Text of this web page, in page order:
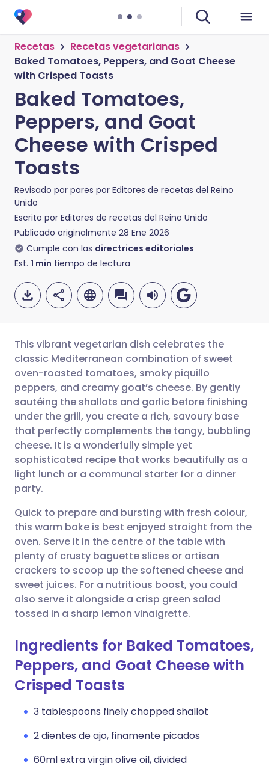
Recetas
Recetas vegetarianas
Baked Tomatoes, Peppers, and Goat Cheese
with Crisped Toasts
Baked Tomatoes,
Peppers, and Goat
Cheese with Crisped
Toasts
Revisado por pares por Editores de recetas del Reino
Unido
Escrito por Editores de recetas del Reino Unido
Publicado originalmente 28 Ene 2026
Cumple con las directrices editoriales
Est. 1 min tiempo de lectura
Compartir por correo
electrónico
Compartir en Facebook
Compartir en LinkedIn
Compartir vía WhatsApp
Copiar enlace
🇬🇧 English 🇩🇪 Deutsch
🇪🇸 Español 🇫🇷 Français
🇮🇹 Italiano
🇮🇳 हिन्दी 🇮🇱 עברית
🇸🇦 عربي 🇸🇪 Svenska
This vibrant vegetarian dish celebrates the
classic Mediterranean combination of sweet
oven-roasted tomatoes, smoky piquillo
peppers, and creamy goat’s cheese. By gently
sautéing the shallots and garlic before finishing
under the grill, you create a rich, savoury base
that perfectly complements the tangy, bubbling
cheese. It is a wonderfully simple yet
sophisticated recipe that works beautifully as a
light lunch or a communal starter for a dinner
party.
Quick to prepare and bursting with fresh colour,
this warm bake is best enjoyed straight from the
oven. Serve it in the centre of the table with
plenty of crusty baguette slices or artisan
crackers to scoop up the softened cheese and
sweet juices. For a nutritious boost, you could
also serve it alongside a crisp green salad
tossed in a sharp lemon vinaigrette.
Ingredients for Baked Tomatoes,
Peppers, and Goat Cheese with
Crisped Toasts
3 tablespoons finely chopped shallot
2 dientes de ajo, finamente picados
60ml extra virgin olive oil, divided